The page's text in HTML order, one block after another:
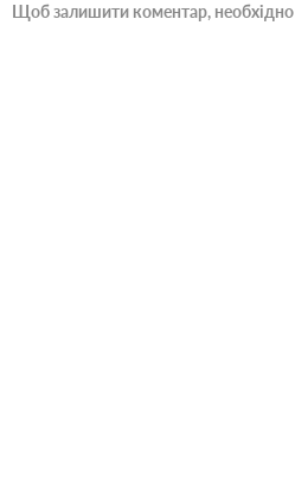
Щоб залишити коментар, необхідно